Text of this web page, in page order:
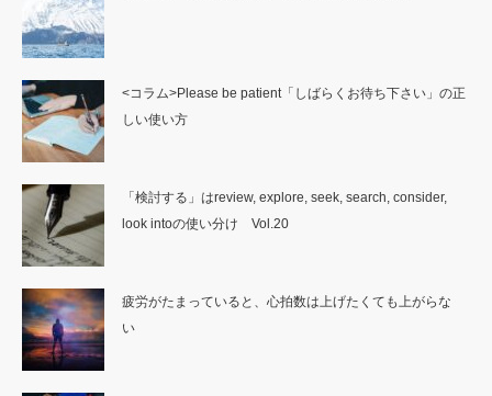
<コラム>Please be patient「しばらくお待ち下さい」の正
しい使い方
「検討する」はreview, explore, seek, search, consider,
look intoの使い分け Vol.20
疲労がたまっていると、心拍数は上げたくても上がらな
い